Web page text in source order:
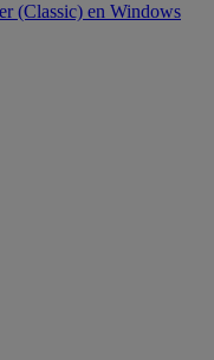
(Classic) en Windows